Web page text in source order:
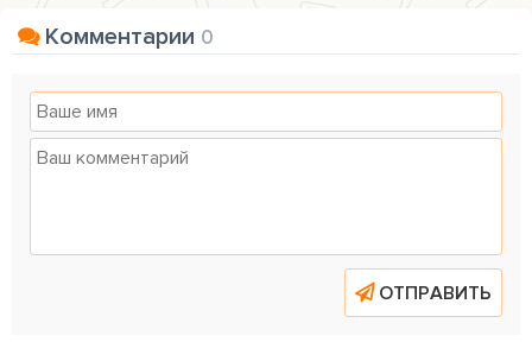
Комментарии 0
ОТПРАВИТЬ